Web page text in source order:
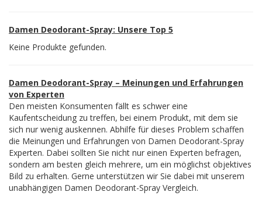
Damen Deodorant-Spray: Unsere Top 5
Keine Produkte gefunden.
Damen Deodorant-Spray – Meinungen und Erfahrungen
von Experten
Den meisten Konsumenten fällt es schwer eine
Kaufentscheidung zu treffen, bei einem Produkt, mit dem sie
sich nur wenig auskennen. Abhilfe für dieses Problem schaffen
die Meinungen und Erfahrungen von Damen Deodorant-Spray
Experten. Dabei sollten Sie nicht nur einen Experten befragen,
sondern am besten gleich mehrere, um ein möglichst objektives
Bild zu erhalten. Gerne unterstützen wir Sie dabei mit unserem
unabhängigen Damen Deodorant-Spray Vergleich.